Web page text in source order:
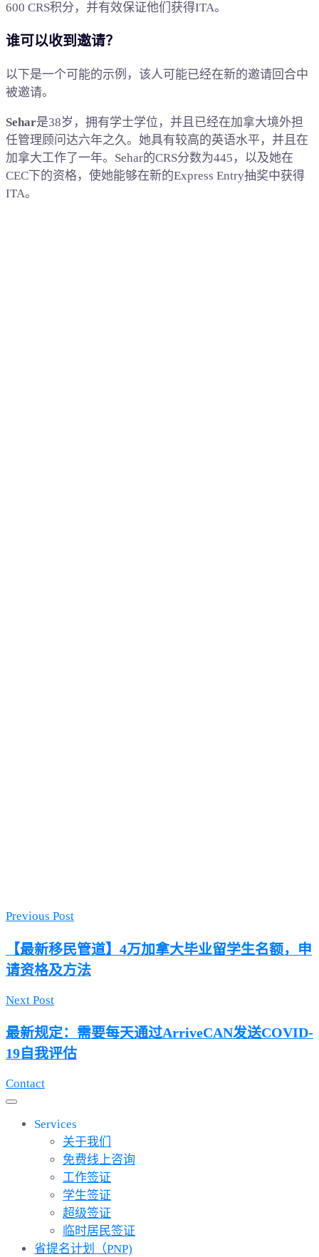
600 CRS积分，并有效保证他们获得ITA。
谁可以收到邀请？
以下是一个可能的示例，该人可能已经在新的邀请回合中
被邀请。
Sehar是38岁，拥有学士学位，并且已经在加拿大境外担
任管理顾问达六年之久。她具有较高的英语水平，并且在
加拿大工作了一年。Sehar的CRS分数为445，以及她在
CEC下的资格，使她能够在新的Express Entry抽奖中获得
ITA。
Previous Post
【最新移民管道】4万加拿大毕业留学生名额，申
请资格及方法
Next Post
最新规定：需要每天通过ArriveCAN发送COVID-
19自我评估
Contact
Services
关于我们
免费线上咨询
工作签证
学生签证
超级签证
临时居民签证
省提名计划（PNP)